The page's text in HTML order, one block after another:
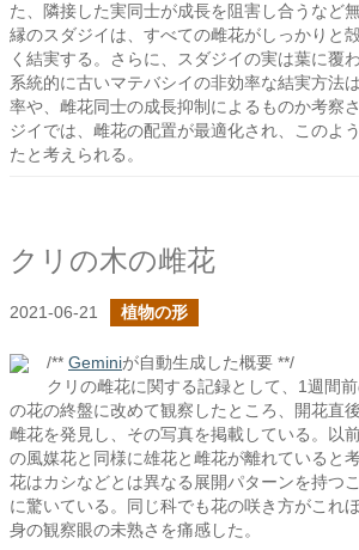
た、隣接した実同士が成長を阻害し合うなど
縁のスダジイは、すべての雌花がしっかりと
く結実する。さらに、スダジイの実は葉に覆
系統的に古いマテバシイの非効率な結実方法
率や、雌花同士の成長抑制によるものか考察
ジイでは、雌花の配置が最適化され、このよ
たと考えられる。
クリの木の雌花
2021-06-21 植物の形
/** Geminiが自動生成した概要 **/
クリの雌花に関する記録として、1週間
の花の終盤に改めて観察したところ、開花直
雌花を発見し、その写真を掲載している。以
の風媒花と同様に雄花と雌花が離れていると
花はカシなどとは異なる展開パターンを持つ
に驚いている。同じ科でも花の咲き方がこれ
身の観察眼の未熟さを痛感した。